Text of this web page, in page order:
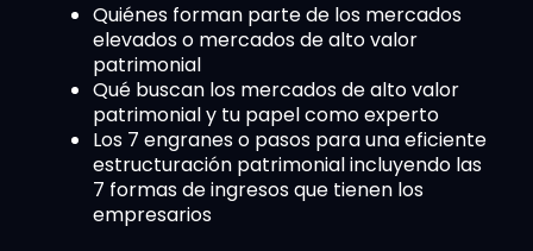
Quiénes forman parte de los mercados
elevados o mercados de alto valor
patrimonial
Qué buscan los mercados de alto valor
patrimonial y tu papel como experto
Los 7 engranes o pasos para una eficiente
estructuración patrimonial incluyendo las
7 formas de ingresos que tienen los
empresarios